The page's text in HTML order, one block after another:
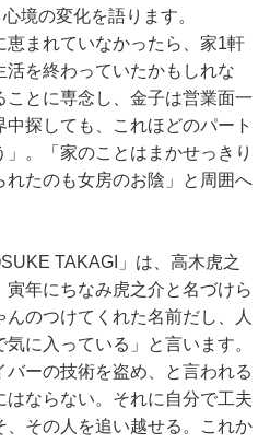
境の変化を語ります。
恵まれていなかったら、家1軒
を終わっていたかもしれな
とに専念し、金子は営業面一
探しても、これほどのパート
。「家のことはまかせっきり
れたのも女房のお陰」と周囲へ
TAKAGI」は、高木虎之
年にちなみ虎之介と名づけら
のつけてくれた名前だし、人
に入っている」と言います。
バーの技術を盗め、と言われる
ならない。それに自分で工夫
、その人を追い越せる。これか